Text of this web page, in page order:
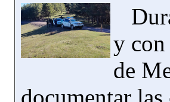
y con
de